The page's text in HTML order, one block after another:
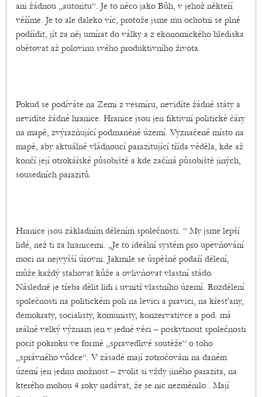
ani žádnou „autoritu“. Je to něco jako Bůh, v jehož někteří
věříme. Je to ale daleko víc, protože jsme mu ochotni se plně
podřídit, jít za něj umírat do války a z ekonomického hlediska
obětovat až polovinu svého produktivního života.
Pokud se podíváte na Zemi z vesmíru, nevidíte žádné státy a
nevidíte žádné hranice. Hranice jsou jen fiktivní politické čáry
na mapě, zvýrazňující podmaněné území. Vyznačené místo na
mapě, aby aktuálně vládnoucí parazitující třída věděla, kde až
končí její otrokářské působiště a kde začíná působiště jiných,
sousedních parazitů.
Hranice jsou základním dělením společnosti. “ My jsme lepší
lidé, než ti za hranicemi. „Je to ideální systém pro upevňování
moci na nejvyšší úrovni. Jakmile se úspěšně podaří dělení,
může každý stahovat kůže a ovlivňovat vlastní stádo.
Následně je třeba dělit lidi i uvnitř vlastního území. Rozdělení
společnosti na politickém poli na levici a pravici, na křesťany,
demokraty, socialisty, komunisty, konzervativce a pod. má
reálně velký význam jen v jedné věci – poskytnout společnosti
pocit pokroku ve formě „spravedlivé soutěže“ o toho
„správného vůdce“. V zásadě mají zotročováni na daném
území jen jednu možnost – zvolit si vždy jiného parazita, na
kterého mohou 4 roky nadávat, že se nic nezměnilo . Mají